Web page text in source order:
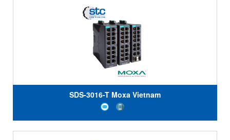
SDS-3016-T Moxa Vietnam